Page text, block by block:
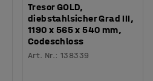
Tresor GOLD,
diebstahlsicher Grad III,
1190 x 565 x 540 mm,
Codeschloss
Art. Nr.:138339